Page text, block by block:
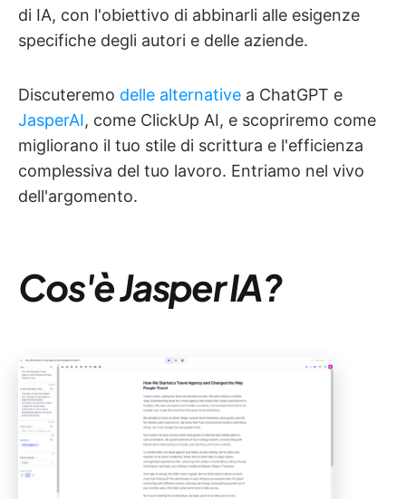
di IA, con l'obiettivo di abbinarli alle esigenze
specifiche degli autori e delle aziende.
Discuteremo delle alternative a ChatGPT e
JasperAI, come ClickUp AI, e scopriremo come
migliorano il tuo stile di scrittura e l'efficienza
complessiva del tuo lavoro. Entriamo nel vivo
dell'argomento.
Cos'è Jasper IA?